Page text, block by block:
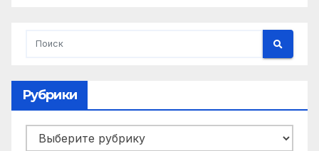
Рубрики
Рубрики